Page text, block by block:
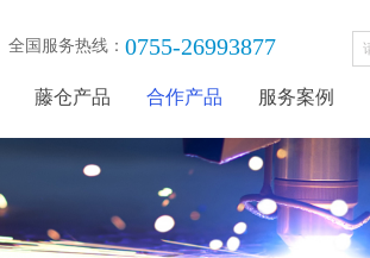
全国服务热线： 0755-26993877
藤仓产品 合作产品 服务案例